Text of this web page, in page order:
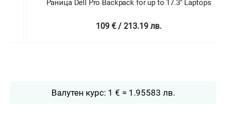
Раница Dell Pro Backpack for up to 17.3" Laptops
109 € / 213.19 лв.
Валутен курс: 1 € = 1.95583 лв.